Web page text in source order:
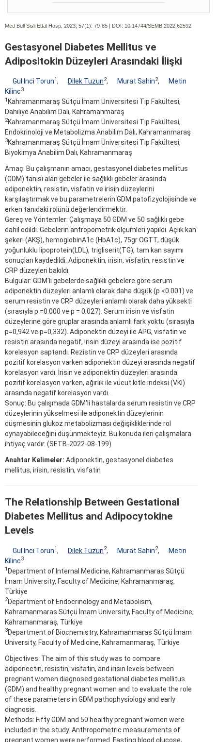
Med Bull Sisli Etfal Hosp. 2023; 57(1): 79-85 | DOI: 10.14744/SEMB.2022.62592
Gestasyonel Diabetes Mellitus ve
Adipositokin Düzeyleri Arasındaki İlişki
Gul Inci Torun1, Dilek Tuzun2, Murat Sahin2,
Metin
Kilinc3
1 Kahramanmaraş Sütçü İmam Üniversitesi Tıp Fakültesi,
Dahiliye Anabilim Dalı, Kahramanmaraş
2Kahramanmaraş Sütçü İmam Üniversitesi Tıp Fakültesi,
Endokrinoloji ve Metabolizma Anabilim Dalı, Kahramanmaraş
3Kahramanmaraş Sütçü İmam Üniversitesi Tıp Fakültesi,
Biyokimya Anabilim Dalı, Kahramanmaraş
Amaç: Bu çalışmanın amacı, gestasyonel diabetes mellitus
(GDM) tanısı alan gebeler ile sağlıklı gebeler arasında
adiponektin, resistin, visfatin ve irisin düzeylerini
karşılaştırmak ve bu parametrelerin GDM patofizyolojisinde ve
erken tanıdaki rolünü değerlendirmektir.
Gereç ve Yöntemler: Çalışmaya 50 GDM ve 50 sağlıklı gebe
dahil edildi. Gebelerin antropometrik ölçümleri yapıldı. Açlık kan
şekeri (AKŞ), hemoglobinA1c (HbA1c), 75gr OGTT, düşük
yoğunluklu lipoprotein(LDL), trigliserit(TG), tam kan sayımı
sonuçları kaydedildi. Adiponektin, irisin, visfatin, resistin ve
CRP düzeyleri bakıldı.
Bulgular: GDM'li gebelerde sağlıklı gebelere göre serum
adiponektin düzeyleri anlamlı olarak daha düşük (p <0.001) ve
serum resistin ve CRP düzeyleri anlamlı olarak daha yüksekti
(sırasıyla p =0.000 ve p = 0.027). Serum irisin ve visfatin
düzeylerine göre gruplar arasında anlamlı fark yoktu (sırasıyla
p=0,942 ve p=0,332). Adiponektin düzeyi ile APG, visfatin ve
resistin arasında negatif, irisin düzeyi arasında ise pozitif
korelasyon saptandı. Rezistin ve CRP düzeyleri arasında
pozitif korelasyon varken adiponektin düzeyi arasında negatif
korelasyon vardı. İrisin ve adiponektin düzeyleri arasında
pozitif korelasyon varken, ağırlık ile vücut kitle indeksi (VKİ)
arasında negatif korelasyon vardı.
Sonuç: Bu çalışmada GDM'li hastalarda serum resistin ve CRP
düzeylerinin yükselmesi ile adiponektin düzeylerinin
düşmesinin glukoz metabolizması değişikliklerinde rol
oynayabileceğini düşünmekteyiz. Bu konuda ileri çalışmalara
ihtiyaç vardır. (SETB-2022-08-199)
Anahtar Kelimeler: Adiponektin, gestasyonel diabetes
mellitus, irisin, resistin, visfatin
The Relationship Between Gestational
Diabetes Mellitus and Adipocytokine
Levels
Gul Inci Torun1 , Dilek Tuzun2, Murat Sahin2,
Metin
Kilinc3
1 Department of Internal Medicine, Kahramanmaras Sütçü
İmam University, Faculty of Medicine, Kahramanmaraş,
Türkiye
2Department of Endocrinology and Metabolism,
Kahramanmaras Sütçü İmam University, Faculty of Medicine,
Kahramanmaraş, Türkiye
3Department of Biochemistry, Kahramanmaras Sütçü İmam
University, Faculty of Medicine, Kahramanmaraş, Türkiye
Objectives: The aim of this study was to compare
adiponectin, resistin, visfatin, and irisin levels between
pregnant women diagnosed gestational diabetes mellitus
(GDM) and healthy pregnant women and to evaluate the role
of these parameters in GDM pathophysiology and early
diagnosis.
Methods: Fifty GDM and 50 healthy pregnant women were
included in the study. Anthropometric measurements of
pregnant women were performed. Fasting blood glucose,